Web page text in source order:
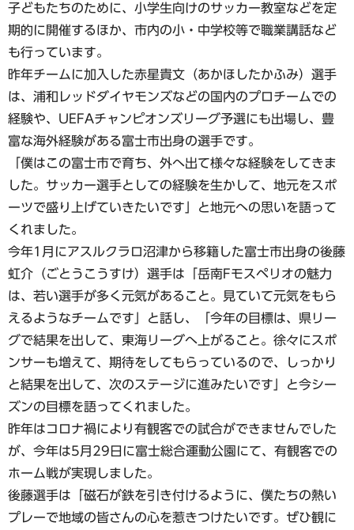
子どもたちのために、小学生向けのサッカー教室などを定
期的に開催するほか、市内の小・中学校等で職業講話など
も行っています。
昨年チームに加入した赤星貴文（あかほしたかふみ）選手
は、浦和レッドダイヤモンズなどの国内のプロチームでの
経験や、UEFAチャンピオンズリーグ予選にも出場し、豊
富な海外経験がある富士市出身の選手です。
「僕はこの富士市で育ち、外へ出て様々な経験をしてきま
した。サッカー選手としての経験を生かして、地元をスポ
ーツで盛り上げていきたいです」と地元への思いを語って
くれました。
今年1月にアスルクラロ沼津から移籍した富士市出身の後藤
虹介（ごとうこうすけ）選手は「岳南Fモスペリオの魅力
は、若い選手が多く元気があること。見ていて元気をもら
えるようなチームです」と話し、「今年の目標は、県リー
グで結果を出して、東海リーグへ上がること。徐々にスポ
ンサーも増えて、期待をしてもらっているので、しっかり
と結果を出して、次のステージに進みたいです」と今シー
ズンの目標を語ってくれました。
昨年はコロナ禍により有観客での試合ができませんでした
が、今年は5月29日に富士総合運動公園にて、有観客での
ホーム戦が実現しました。
後藤選手は「磁石が鉄を引き付けるように、僕たちの熱い
プレーで地域の皆さんの心を惹きつけたいです。ぜひ観に